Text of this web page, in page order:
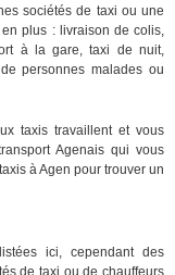
sociétés de taxi ou une
plus : livraison de colis,
à la gare, taxi de nuit,
personnes malades ou
taxis travaillent et vous
Agenais qui vous
à Agen pour trouver un
ici, cependant des
de taxi ou de chauffeurs